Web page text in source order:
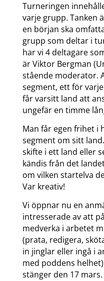
Turneringen
varje grupp. Tanken
en början ska
grupp som deltar i
har vi 4 deltagare
är Viktor Bergman
stående moderator.
segment, ett för
får varsitt land att
ungefär en timme
Man får egen frihet i
segment om sitt
skifte i ett land eller
kändis från det
om vilken startelva
Var kreativ!
Vi öppnar nu en
intresserade av att
medverka i arbetet
(prata, redigera,
in jinglar eller ingå i
med poddens
stänger den 17 mars.